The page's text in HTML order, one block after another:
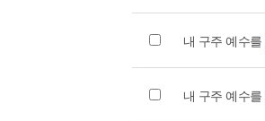
내 구주 예수를
내 구주 예수를